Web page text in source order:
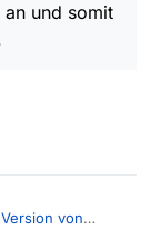
und somit
von